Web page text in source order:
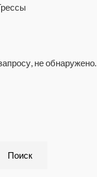
не обнаружено.
Поиск